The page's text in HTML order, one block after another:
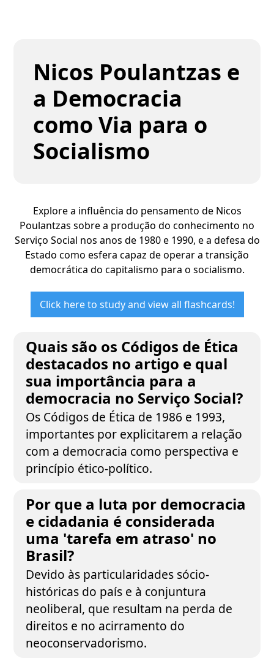
Nicos Poulantzas e
a Democracia
como Via para o
Socialismo
Explore a influência do pensamento de Nicos
Poulantzas sobre a produção do conhecimento no
Serviço Social nos anos de 1980 e 1990, e a defesa do
Estado como esfera capaz de operar a transição
democrática do capitalismo para o socialismo.
Click here to study and view all flashcards!
Quais são os Códigos de Ética
destacados no artigo e qual
sua importância para a
democracia no Serviço Social?
Os Códigos de Ética de 1986 e 1993,
importantes por explicitarem a relação
com a democracia como perspectiva e
princípio ético-político.
Por que a luta por democracia
e cidadania é considerada
uma 'tarefa em atraso' no
Brasil?
Devido às particularidades sócio-
históricas do país e à conjuntura
neoliberal, que resultam na perda de
direitos e no acirramento do
neoconservadorismo.